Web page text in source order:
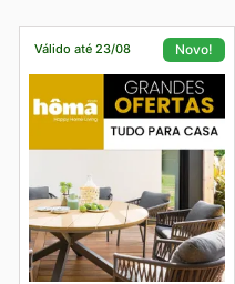
Válido até 23/08 Novo!